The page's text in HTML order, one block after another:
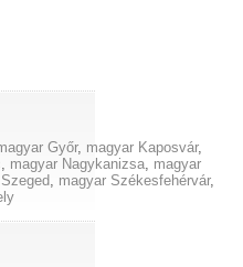
Győr, magyar Kaposvár,
magyar Nagykanizsa magyar
magyar Székesfehérvár,